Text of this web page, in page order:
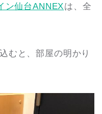
ン仙台ANNEXは、全
むと、部屋の明かり